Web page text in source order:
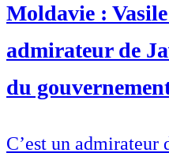
Moldavie :
admirateur de
du
C’est un admirateur